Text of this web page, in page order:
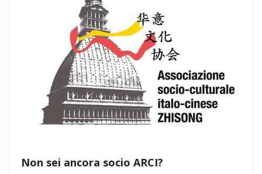
Non sei ancora socio ARCI?